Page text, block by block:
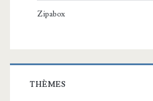
Zipabox
THÈMES